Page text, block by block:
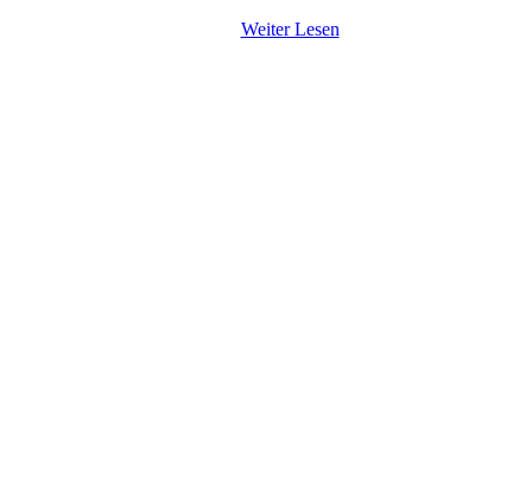
Weiter Lesen